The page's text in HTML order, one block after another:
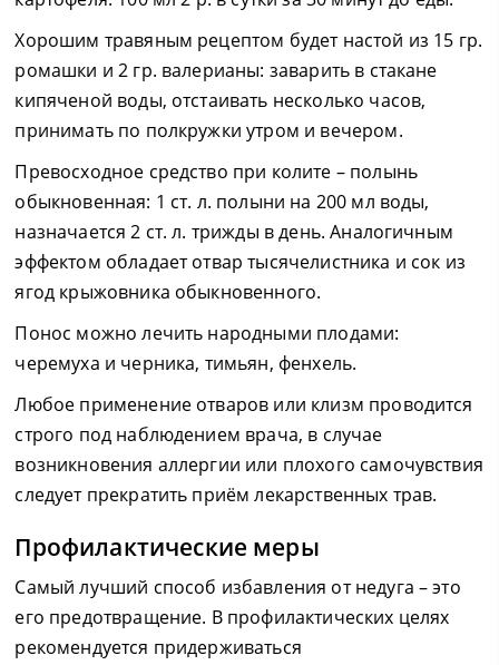
Хорошим травяным рецептом будет настой из 15 гр.
ромашки и 2 гр. валерианы: заварить в стакане
кипяченой воды, отстаивать несколько часов,
принимать по полкружки утром и вечером.
Превосходное средство при колите – полынь
обыкновенная: 1 ст. л. полыни на 200 мл воды,
назначается 2 ст. л. трижды в день. Аналогичным
эффектом обладает отвар тысячелистника и сок из
ягод крыжовника обыкновенного.
Понос можно лечить народными плодами:
черемуха и черника, тимьян, фенхель.
Любое применение отваров или клизм проводится
строго под наблюдением врача, в случае
возникновения аллергии или плохого самочувствия
следует прекратить приём лекарственных трав.
Профилактические меры
Самый лучший способ избавления от недуга – это
его предотвращение. В профилактических целях
рекомендуется придерживаться